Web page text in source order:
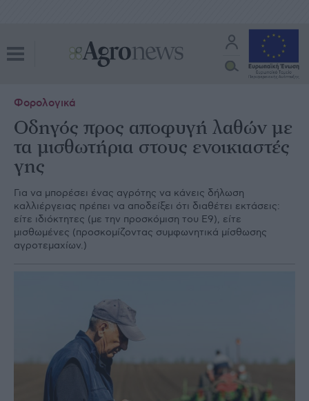
Φορολογικά
Οδηγός προς αποφυγή λαθών με
τα μισθωτήρια στους ενοικιαστές
γης
Για να µπορέσει ένας αγρότης να κάνεις δήλωση
καλλιέργειας πρέπει να αποδείξει ότι διαθέτει εκτάσεις:
είτε ιδιόκτητες (µε την προσκόµιση του Ε9), είτε
µισθωµένες (προσκοµίζοντας συµφωνητικά µίσθωσης
αγροτεµαχίων.)